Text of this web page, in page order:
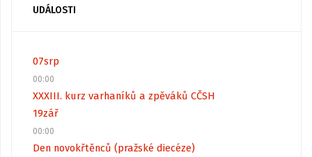
UDÁLOSTI
07srp
00:00
XXXIII. kurz varhaníků a zpěváků CČSH
19zář
00:00
Den novokřtěnců (pražské diecéze)